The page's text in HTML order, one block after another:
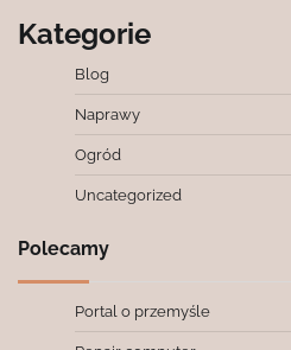
Kategorie
Blog
Naprawy
Ogród
Uncategorized
Polecamy
Portal o przemyśle